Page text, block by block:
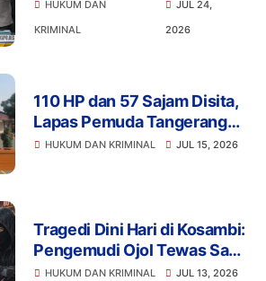
Hidup
HUKUM DAN
KRIMINAL
JUL 24,
2026
110 HP dan 57 Sajam Disita,
Lapas Pemuda Tangerang
Perketat Pengawasan
HUKUM DAN KRIMINAL JUL 15, 2026
Tragedi Dini Hari di Kosambi:
Pengemudi Ojol Tewas Saat
Istirahat, Motor dan HP Raib
HUKUM DAN KRIMINAL JUL 13, 2026